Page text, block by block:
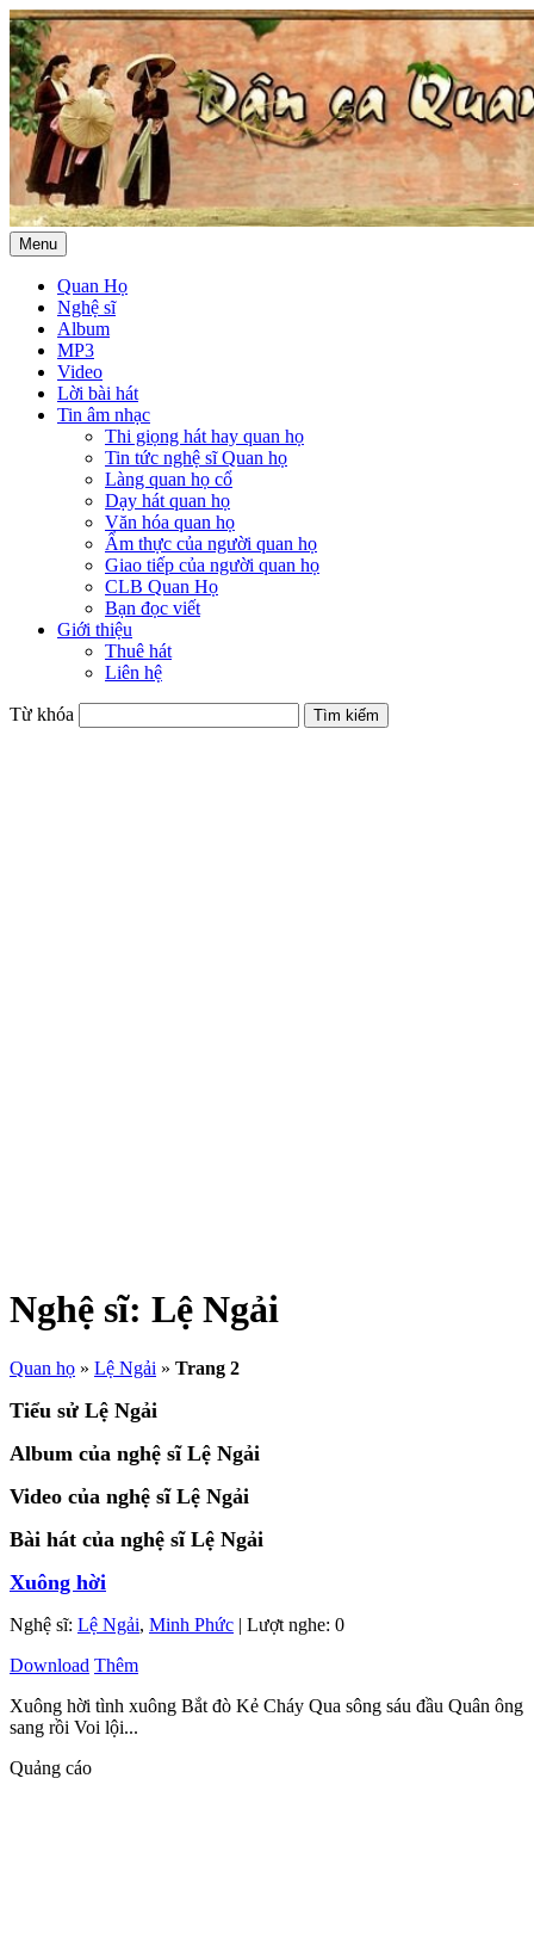
Menu
Quan Họ
Nghệ sĩ
Album
MP3
Video
Lời bài hát
Tin âm nhạc
Thi giọng hát hay quan họ
Tin tức nghệ sĩ Quan họ
Làng quan họ cổ
Dạy hát quan họ
Văn hóa quan họ
Ẩm thực của người quan họ
Giao tiếp của người quan họ
CLB Quan Họ
Bạn đọc viết
Giới thiệu
Thuê hát
Liên hệ
Từ khóa
Nghệ sĩ: Lệ Ngải
Quan họ » Lệ Ngải » Trang 2
Tiểu sử Lệ Ngải
Album của nghệ sĩ Lệ Ngải
Video của nghệ sĩ Lệ Ngải
Bài hát của nghệ sĩ Lệ Ngải
Xuông hời
Nghệ sĩ: Lệ Ngải, Minh Phức | Lượt nghe: 0
Download Thêm
Xuông hời tình xuông Bắt đò Kẻ Cháy Qua sông sáu đầu Quân ông
sang rồi Voi lội...
Quảng cáo